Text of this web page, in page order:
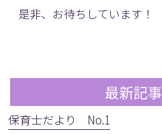
是非、お待ちしています！
最新記事
保育士だより No.1